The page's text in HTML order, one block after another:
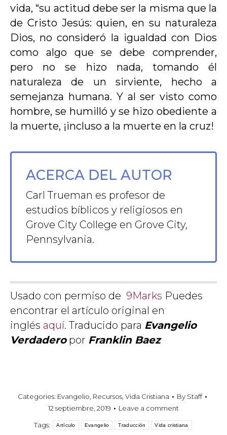
vida, “su actitud debe ser la misma que la
de Cristo Jesús: quien, en su naturaleza
Dios, no consideró la igualdad con Dios
como algo que se debe comprender,
pero no se hizo nada, tomando él
naturaleza de un sirviente, hecho a
semejanza humana. Y al ser visto como
hombre, se humilló y se hizo obediente a
la muerte, ¡incluso a la muerte en la cruz!
ACERCA DEL AUTOR
Carl Trueman es profesor de
estudios bíblicos y religiosos en
Grove City College en Grove City,
Pennsylvania.
Usado con permiso de 9Marks Puedes
encontrar el artículo original en
inglés aquí. Traducido para Evangelio
Verdaderopor Franklin Baez
Categories: Evangelio Recursos, Vida Cristiana By Staff
12 septiembre, 2019
Leave a comment
Tags: Artículo Evangelio Traducción Vida cristiana